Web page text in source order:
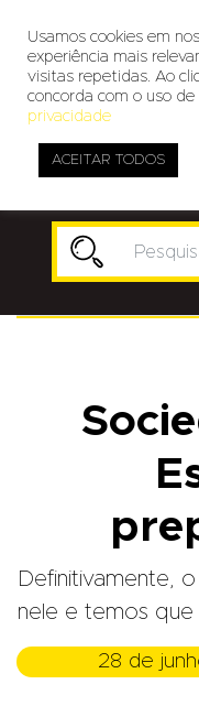
Definitivamente,
nele e temos
28 de
Usamos cookies em
experiência mais
visitas repetidas. Ao
concorda com o uso
privacidade
ACEITAR TODOS